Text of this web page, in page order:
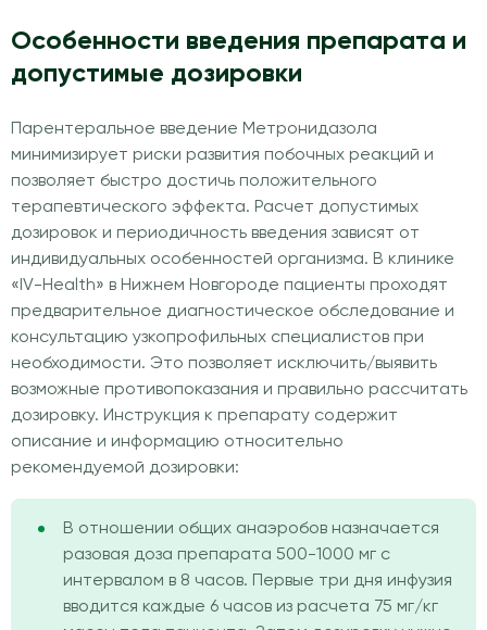
Особенности введения препарата и
допустимые дозировки
Парентеральное введение Метронидазола
минимизирует риски развития побочных реакций и
позволяет быстро достичь положительного
терапевтического эффекта. Расчет допустимых
дозировок и периодичность введения зависят от
индивидуальных особенностей организма. В клинике
«IV-Health» в Нижнем Новгороде пациенты проходят
предварительное диагностическое обследование и
консультацию узкопрофильных специалистов при
необходимости. Это позволяет исключить/выявить
возможные противопоказания и правильно рассчитать
дозировку. Инструкция к препарату содержит
описание и информацию относительно
рекомендуемой дозировки:
В отношении общих анаэробов назначается
разовая доза препарата 500-1000 мг с
интервалом в 8 часов. Первые три дня инфузия
вводится каждые 6 часов из расчета 75 мг/кг